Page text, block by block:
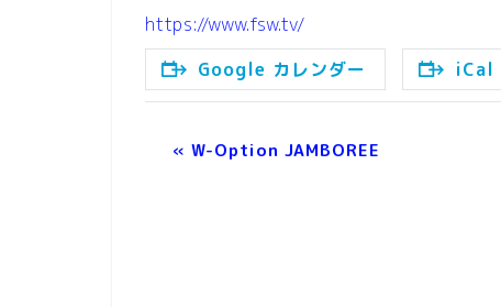
https://www.fsw.tv/
Google カレンダー
iCal
« W-Option JAMBOREE